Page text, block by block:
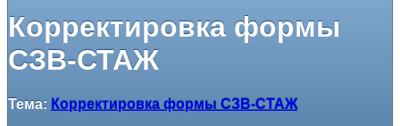
Корректировка формы
СЗВ-СТАЖ
Тема: Корректировка формы СЗВ-СТАЖ